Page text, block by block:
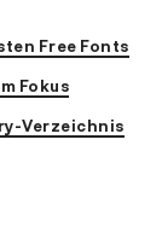
Free Fonts
Fokus
Verzeichnis